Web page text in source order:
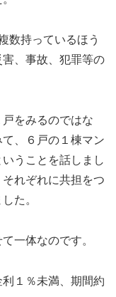
数持っているほう
、事故、犯罪等の
をみるのではな
、６戸の１棟マン
うことを話しまし
れぞれに共担をつ
た。
一体なのです。
１％未満、期間約